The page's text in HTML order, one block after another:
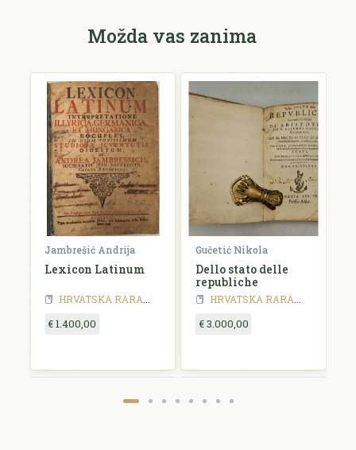
Možda vas zanima
RARA - 19 stoljeće
Jambrešić Andrija
Lexicon Latinum
HRVATSKA RARA HRVATSKA RARA - 18 stoljeće
€ 1.400,00
Gučetić Nikola
Dello stato delle
republiche
HRVATSKA RARA
€ 3.000,00